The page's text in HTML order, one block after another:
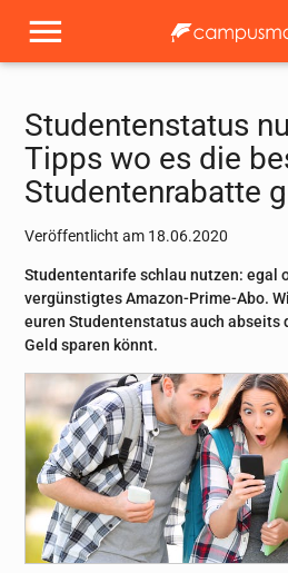
Studentenstatus
Tipps wo es die
Studentenrabatte
Veröffentlicht am 18.06.2020
Studententarife schlau nutzen: egal
vergünstigtes Amazon-Prime-Abo.
euren Studentenstatus auch abseits
Geld sparen könnt.